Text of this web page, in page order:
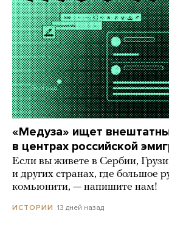
«Медуза» ищет
в центрах российской
Если вы живете в Сербии,
и других странах, где большое
комьюнити, — напишите нам!
ИСТОРИИ 13 дней назад